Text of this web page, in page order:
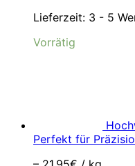
Lieferzeit: 3 - 5
Vorrätig
Perfekt für